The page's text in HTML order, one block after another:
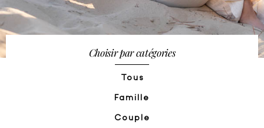
Choisir par catégories
Tous
Famille
Couple